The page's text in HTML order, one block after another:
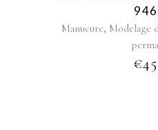
Manucure, Modelage
€